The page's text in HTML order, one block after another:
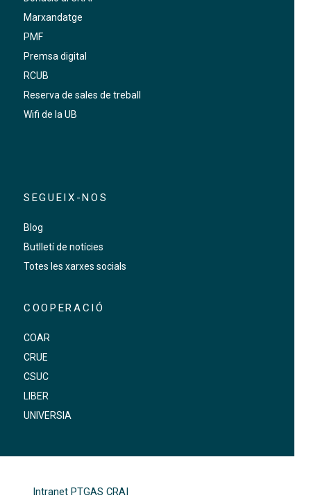
Marxandatge
PMF
Premsa digital
RCUB
Reserva de sales de treball
Wifi de la UB
SEGUEIX-NOS
Blog
Butlletí de notícies
Totes les xarxes socials
COOPERACIÓ
COAR
CRUE
CSUC
LIBER
UNIVERSIA
Intranet PTGAS CRAI